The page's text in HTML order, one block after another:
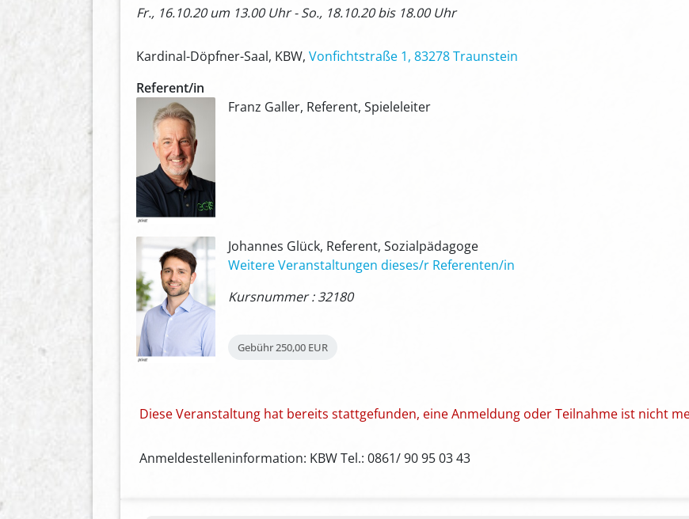
Fr., 16.10.20 um 13.00 Uhr - So., 18.10.20 bis 18.00 Uhr
Kardinal-Döpfner-Saal, KBW, Vonfichtstraße 1, 83278 Traunstein
Referent/in
Franz Galler, Referent, Spieleleiter
Johannes Glück, Referent, Sozialpädagoge
Weitere Veranstaltungen dieses/r Referenten/in
Kursnummer : 32180
Gebühr250,00 EUR
Diese Veranstaltung hat bereits stattgefunden, eine Anmeldung oder Teilnahme ist nicht
Anmeldestelleninformation: KBW Tel.: 0861/ 90 95 03 43